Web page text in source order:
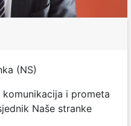
(NS)
komunikacija i prometa
Naše stranke